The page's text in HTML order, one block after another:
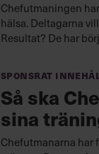
Chefutmaningen
hälsa. Deltagarna
Resultat? De har
mot varandra i
Sponsrat
Så ska
sina
Chefutmanarna har